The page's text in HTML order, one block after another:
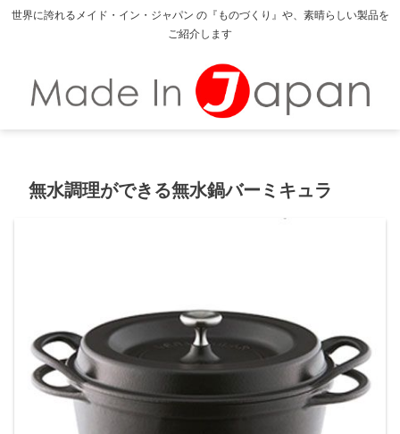
世界に誇れるメイド・イン・ジャパン の『ものづくり』や、素晴らしい製品を
ご紹介します
無水調理ができる無水鍋バーミキュラ